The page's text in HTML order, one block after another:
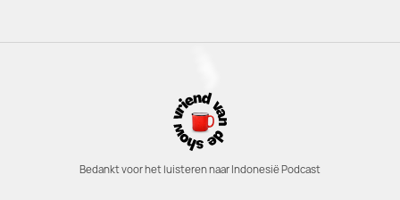
Bedankt voor het luisteren naar Indonesië Podcast